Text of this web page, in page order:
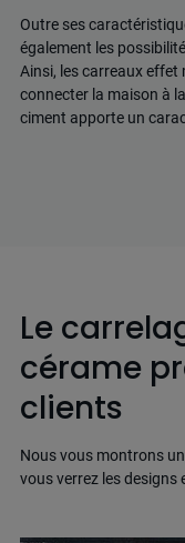
Outre ses
également les
Ainsi, les carreaux
connecter la maison à
ciment apporte un
Le
cérame
clients
Nous vous montrons
vous verrez les designs